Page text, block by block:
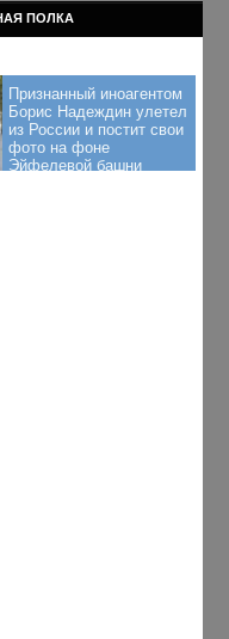
ПОЛКА
Признанный иноагентом
Борис Надеждин улетел
из России и постит свои
фото на фоне
Эйфелевой башни